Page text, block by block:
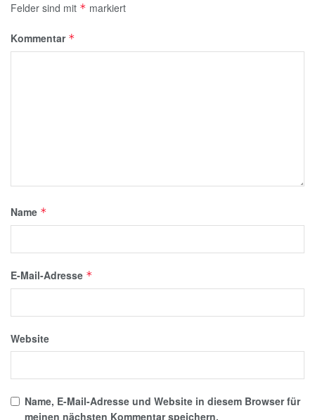
Felder sind mit * markiert
Kommentar *
Name *
E-Mail-Adresse *
Website
Name, E-Mail-Adresse und Website in diesem Browser für
meinen nächsten Kommentar speichern.